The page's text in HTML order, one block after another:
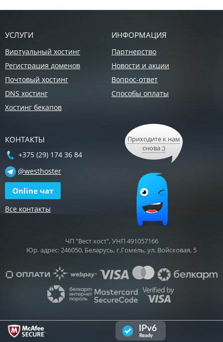
УСЛУГИ
Виртуальный хостинг
Регистрация доменов
Почтовый хостинг
DNS хостинг
Хостинг бекапов
ИНФОРМАЦИЯ
Партнерство
Новости и акции
Вопрос-ответ
Способы оплаты
КОНТАКТЫ
+375 (29) 174 36 84
@westhoster
Online чат
Все контакты
Приходите к нам
снова ;)
ЧП "Вест хост", УНП 491057166
Юр. адрес: 246050, Беларусь, г.Гомель, ул. Войсковая, 5